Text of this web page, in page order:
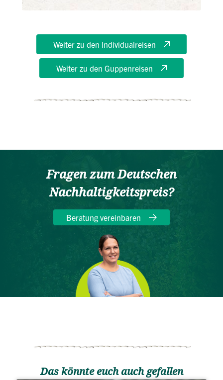
Weiter zu den Individualreisen
Weiter zu den Guppenreisen
Fragen zum Deutschen
Nachhaltigkeitspreis?
Beratung vereinbaren
Das könnte euch auch gefallen